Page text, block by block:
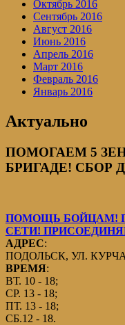
Октябрь 2016
Сентябрь 2016
Август 2016
Июнь 2016
Апрель 2016
Март 2016
Февраль 2016
Январь 2016
Актуально
ПОМОГАЕМ 5
БРИГАДЕ! СБОР
ПОМОЩЬ БОЙЦАМ!
СЕТИ!
АДРЕС:
ПОДОЛЬСК, УЛ.
ВРЕМЯ:
ВТ. 10 - 18;
СР. 13 - 18;
ПТ. 13 - 18;
СБ.12 - 18.